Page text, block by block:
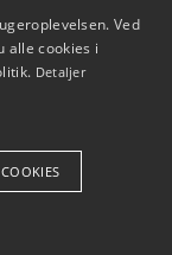
af elektronik
Ved
alle cookies i
Detaljer